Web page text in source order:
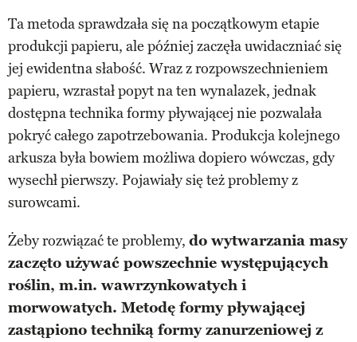
Ta metoda sprawdzała się na początkowym etapie
produkcji papieru, ale później zaczęła uwidaczniać się
jej ewidentna słabość. Wraz z rozpowszechnieniem
papieru, wzrastał popyt na ten wynalazek, jednak
dostępna technika formy pływającej nie pozwalała
pokryć całego zapotrzebowania. Produkcja kolejnego
arkusza była bowiem możliwa dopiero wówczas, gdy
wysechł pierwszy. Pojawiały się też problemy z
surowcami.
Żeby rozwiązać te problemy, do wytwarzania masy
zaczęto używać powszechnie występujących
roślin, m.in. wawrzynkowatych i
morwowatych. Metodę formy pływającej
zastąpiono techniką formy zanurzeniowej z